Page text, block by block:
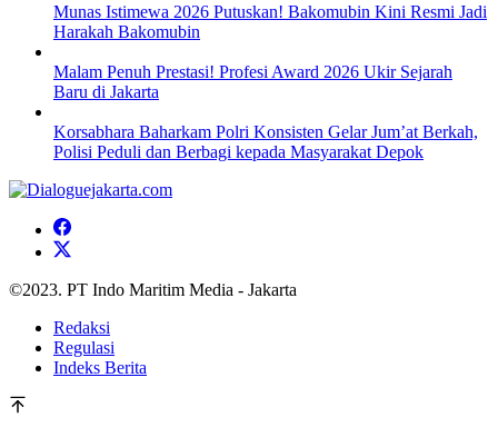
Munas Istimewa 2026 Putuskan! Bakomubin Kini Resmi Jadi
Harakah Bakomubin
Malam Penuh Prestasi! Profesi Award 2026 Ukir Sejarah
Baru di Jakarta
Korsabhara Baharkam Polri Konsisten Gelar Jum’at Berkah,
Polisi Peduli dan Berbagi kepada Masyarakat Depok
©2023. PT Indo Maritim Media - Jakarta
Redaksi
Regulasi
Indeks Berita